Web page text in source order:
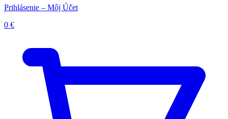
Prihlásenie – Môj Účet
0 €